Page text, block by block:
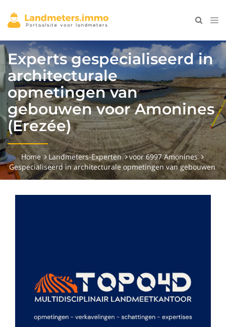
Experts gespecialiseerd in
architecturale
opmetingen van
gebouwen voor Amonines
(Erezée)
Home Landmeters-Experten
voor 6997 Amonines
Gespecialiseerd in architecturale opmetingen van gebouwen